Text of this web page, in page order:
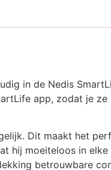
in de Nedis
app, zodat je
Dit maakt het
hij moeiteloos in
betrouwbare